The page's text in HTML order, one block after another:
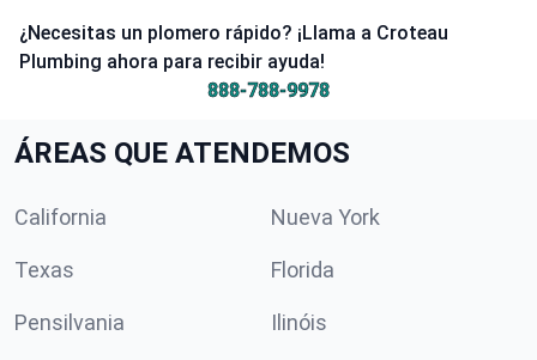
¿Necesitas un plomero rápido? ¡Llama a Croteau
Plumbing ahora para recibir ayuda!
888-788-9978
ÁREAS QUE ATENDEMOS
California Nueva York
Texas Florida
Pensilvania Ilinóis